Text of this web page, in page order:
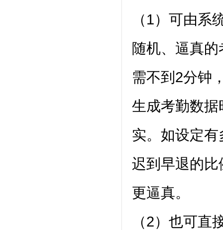
（1）可由
随机、逼真
需不到2分钟
生成考勤数
实。如设定
迟到早退的
更逼真。
（2）也可